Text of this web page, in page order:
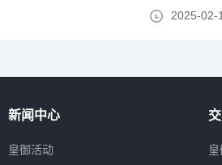
2025-02-
新闻中心
皇御活动